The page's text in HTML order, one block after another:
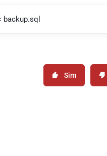
backup.sql
Sim